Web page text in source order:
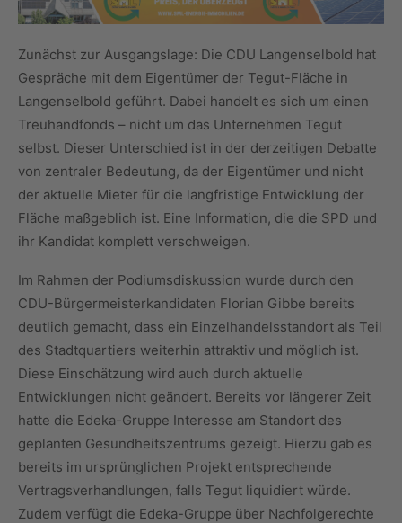
Zunächst zur Ausgangslage: Die CDU Langenselbold hat
Gespräche mit dem Eigentümer der Tegut-Fläche in
Langenselbold geführt. Dabei handelt es sich um einen
Treuhandfonds – nicht um das Unternehmen Tegut
selbst. Dieser Unterschied ist in der derzeitigen Debatte
von zentraler Bedeutung, da der Eigentümer und nicht
der aktuelle Mieter für die langfristige Entwicklung der
Fläche maßgeblich ist. Eine Information, die die SPD und
ihr Kandidat komplett verschweigen.
Im Rahmen der Podiumsdiskussion wurde durch den
CDU-Bürgermeisterkandidaten Florian Gibbe bereits
deutlich gemacht, dass ein Einzelhandelsstandort als Teil
des Stadtquartiers weiterhin attraktiv und möglich ist.
Diese Einschätzung wird auch durch aktuelle
Entwicklungen nicht geändert. Bereits vor längerer Zeit
hatte die Edeka-Gruppe Interesse am Standort des
geplanten Gesundheitszentrums gezeigt. Hierzu gab es
bereits im ursprünglichen Projekt entsprechende
Vertragsverhandlungen, falls Tegut liquidiert würde.
Zudem verfügt die Edeka-Gruppe über Nachfolgerechte